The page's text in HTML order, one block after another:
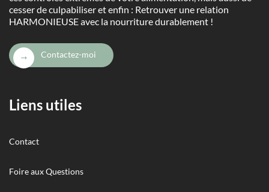
cesser de culpabiliser et enfin : Retrouver une relation
HARMONIEUSE avec la nourriture durablement !
Contactez-moi
Liens utiles
Contact
Foire aux Questions